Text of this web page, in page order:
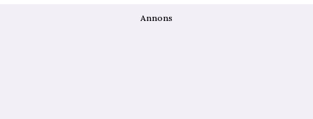
Annons